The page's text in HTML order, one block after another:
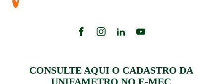
CONSULTE AQUI O CADASTRO DA
UNIFAMETRO NO E-MEC